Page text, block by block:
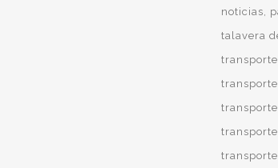
noticias
talavera
transporte